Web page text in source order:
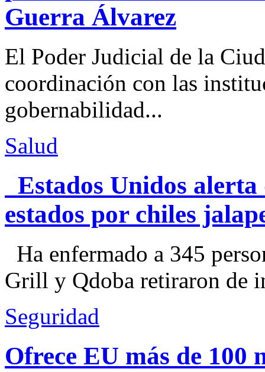
Guerra Álvarez
El Poder Judicial de la
coordinación con las
gobernabilidad...
Salud
Estados Unidos alerta
estados por chiles
Ha enfermado a 345
Grill y Qdoba retiraron de
Seguridad
Ofrece EU más de 100